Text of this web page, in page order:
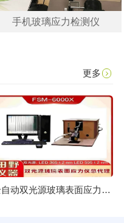
手机玻璃应力检测仪
更多
全自动双光源玻璃表面应力仪FSM-6000X授权合作供应商